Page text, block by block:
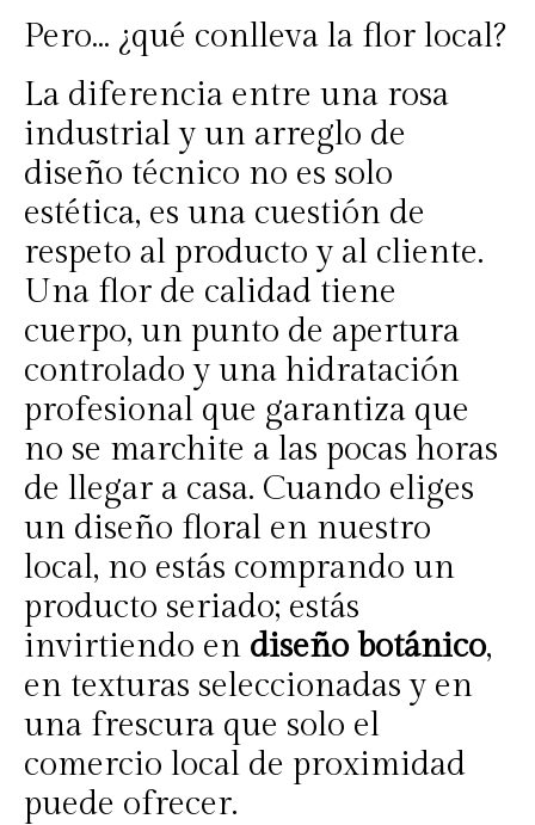
Pero… ¿qué conlleva la flor local?
La diferencia entre una rosa
industrial y un arreglo de
diseño técnico no es solo
estética, es una cuestión de
respeto al producto y al cliente.
Una flor de calidad tiene
cuerpo, un punto de apertura
controlado y una hidratación
profesional que garantiza que
no se marchite a las pocas horas
de llegar a casa. Cuando eliges
un diseño floral en nuestro
local, no estás comprando un
producto seriado; estás
invirtiendo en diseño botánico,
en texturas seleccionadas y en
una frescura que solo el
comercio local de proximidad
puede ofrecer.